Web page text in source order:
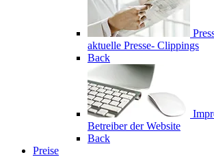
aktuelle Presse- Clippings
Back
Betreiber der Website
Back
Preise